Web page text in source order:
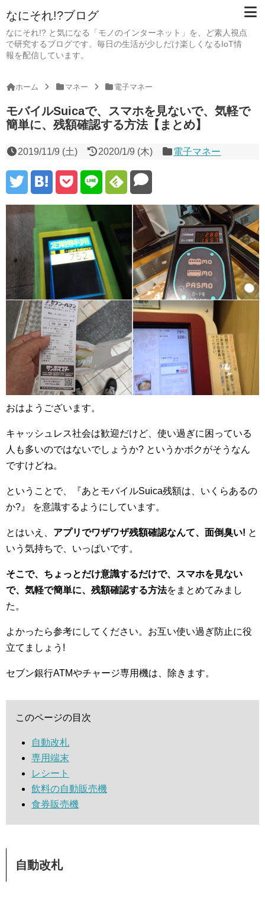
なにそれ!?ブログ
なにそれ!? と気になる「モノのインターネット」を、ど素人視点
で研究するブログです。毎日の生活が少しだけ楽しくなるIoT情
報を配信しています。
ホーム マネー 電子マネー
モバイルSuicaで、スマホを見ないで、気軽で
簡単に、残額確認する方法【まとめ】
2019/11/9 (土) 2020/1/9 (木) 電子マネー
おはようございます。
キャッシュレス社会は歓迎だけど、使い過ぎに困っている
人も多いのではないでしょうか? というかボクがそうなん
ですけどね。
ということで、『あとモバイルSuica残額は、いくらあるの
か?』 を意識するようにしています。
とはいえ、 アプリでワザワザ残額確認なんて、面倒臭い! と
いう気持ちで、いっぱいです。
そこで、ちょっとだけ意識するだけで、スマホを見ない
で、気軽で簡単に、残額確認する方法をまとめてみまし
た。
よかったら参考にしてください。お互い使い過ぎ防止に役
立てましょう!
セブン銀行ATMやチャージ専用機は、除きます。
このページの目次
自動改札
専用端末
レシート
飲料の自動販売機
食券販売機
自動改札